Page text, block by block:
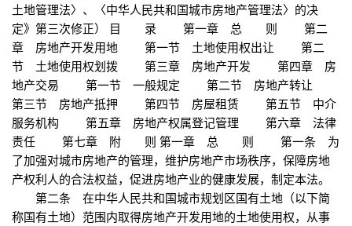
土地管理法〉、〈中华人民共和国城市房地产管理法〉的决
定》第三次修正） 目 录 第一章 总 则 第二
章 房地产开发用地 第一节 土地使用权出让 第二
节 土地使用权划拨 第三章 房地产开发 第四章 房
地产交易 第一节 一般规定 第二节 房地产转让
第三节 房地产抵押 第四节 房屋租赁 第五节 中介
服务机构 第五章 房地产权属登记管理 第六章 法律
责任 第七章 附 则 第一章 总 则 第一条 为
了加强对城市房地产的管理，维护房地产市场秩序，保障房地
产权利人的合法权益，促进房地产业的健康发展，制定本法。
第二条 在中华人民共和国城市规划区国有土地（以下简
称国有土地）范围内取得房地产开发用地的土地使用权，从事